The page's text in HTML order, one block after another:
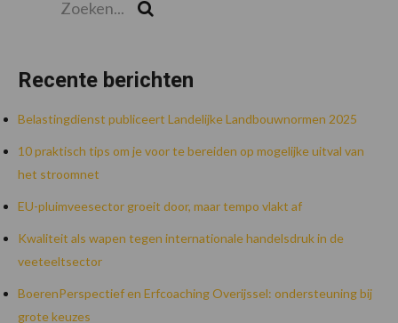
Recente berichten
Belastingdienst publiceert Landelijke Landbouwnormen 2025
10 praktisch tips om je voor te bereiden op mogelijke uitval van
het stroomnet
EU-pluimveesector groeit door, maar tempo vlakt af
Kwaliteit als wapen tegen internationale handelsdruk in de
veeteeltsector
BoerenPerspectief en Erfcoaching Overijssel: ondersteuning bij
grote keuzes